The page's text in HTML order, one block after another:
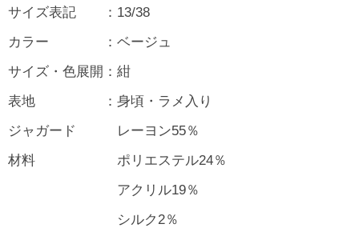
サイズ表記 ：13/38
カラー ：ベージュ
サイズ・色展開：紺
表地 ：身頃・ラメ入り
ジャガード レーヨン55％
材料 ポリエステル24％
アクリル19％
シルク2％